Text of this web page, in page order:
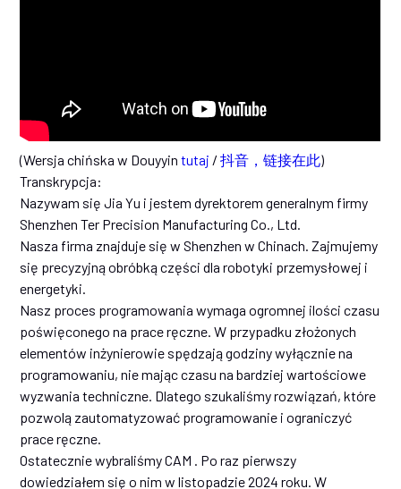
(Wersja chińska w Douyyintutaj /抖音，链接在此)
Transkrypcja:
Nazywam się Jia Yu i jestem dyrektorem generalnym firmy
Shenzhen Ter Precision Manufacturing Co., Ltd.
Nasza firma znajduje się w Shenzhen w Chinach. Zajmujemy
się precyzyjną obróbką części dla robotyki przemysłowej i
energetyki.
Nasz proces programowania wymaga ogromnej ilości czasu
poświęconego na prace ręczne. W przypadku złożonych
elementów inżynierowie spędzają godziny wyłącznie na
programowaniu, nie mając czasu na bardziej wartościowe
wyzwania techniczne. Dlatego szukaliśmy rozwiązań, które
pozwolą zautomatyzować programowanie i ograniczyć
prace ręczne.
Ostatecznie wybraliśmy CAM . Po raz pierwszy
dowiedziałem się o nim w listopadzie 2024 roku. W